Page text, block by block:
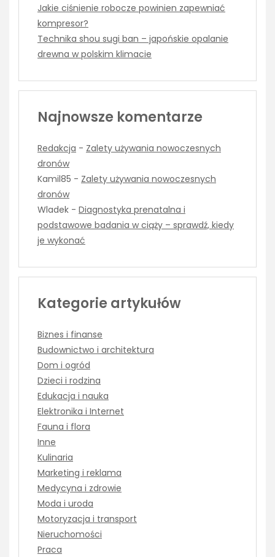
Jakie ciśnienie robocze powinien zapewniać
kompresor?
Technika shou sugi ban – japońskie opalanie
drewna w polskim klimacie
Najnowsze komentarze
Redakcja - Zalety używania nowoczesnych
dronów
Kamil85 - Zalety używania nowoczesnych
dronów
Wladek - Diagnostyka prenatalna i
podstawowe badania w ciąży – sprawdź, kiedy
je wykonać
Kategorie artykułów
Biznes i finanse
Budownictwo i architektura
Dom i ogród
Dzieci i rodzina
Edukacja i nauka
Elektronika i Internet
Fauna i flora
Inne
Kulinaria
Marketing i reklama
Medycyna i zdrowie
Moda i uroda
Motoryzacja i transport
Nieruchomości
Praca